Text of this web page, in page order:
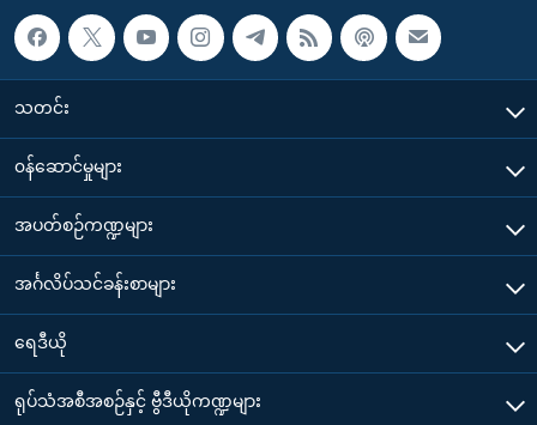
သတင်း
၀န်ဆောင်မှုများ
အပတ်စဉ်ကဏ္ဍများ
အင်္ဂလိပ်သင်ခန်းစာများ
ရေဒီယို
ရုပ်သံအစီအစဉ်နှင့် ဗွီဒီယိုကဏ္ဍများ